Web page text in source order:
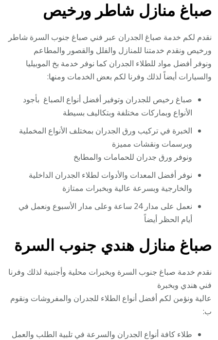
صباغ منازل شاطر ورخيص
نقدم لكم خدمة صباغ الجدران عبر فني صباغ جنوب السرة شاطر
ورخيص ونقدم خدمتنا للمنازل والفلل والقصور والمطاعم
ونوفر أفضل مواد للطلاء الجدران كما نوفر خدمة بخ الموبيليا
والسيارات أيضاً لذلك وفرنا لكم بعض الخدمات ومنها:
صباغ رخيص للجدران وتوفير أفضل أنواع الصباغ بأجود
الأنواع وبماركات مختلفة وبتكاليف بسيطة
الخبرة في تركيب ورق الجدران بمختلف الأنواع المخملية
وبرسمات ونقشات مميزة
ونوفر ورق جدران للحمامات والمطابخ
نوفر أفضل المعدات والأدوات لطلاء الجدران الداخلية
والخارجية وبسرعة عالية وبخبرات ممتازة
نعمل على مدار 24 ساعة وعلى مدار الأسبوع ونعمل في
أيام الحظر أيضاً
صباغ منازل هندي جنوب السرة
نقدم خدمة صباغ جنوب السرة وبخبرات محلية وأجنبية لذلك وفرنا
فني هندي وبخبرة
عالية ونؤمن لكم أفضل أنواع الطلاء للجدران والمفروشات ونقوم
ب:
طلاء كافة أنواع الجدران والسرعة في تلبية الطلب والعمل